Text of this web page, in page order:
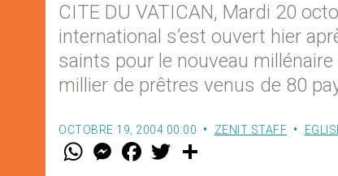
CITE DU VATICAN, Mardi 20
international s’est ouvert hier
saints pour le nouveau
millier de prêtres venus de 80
OCTOBRE 19, 2004 00:00 ZENIT STAFF
W M
e
F
a w